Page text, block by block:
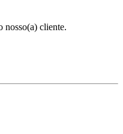
nosso(a) cliente.